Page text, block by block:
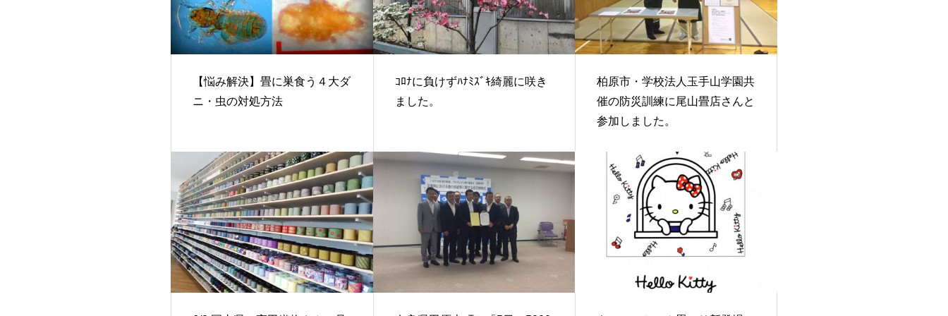
【悩み解決】畳に巣食う４大ダ
ニ・虫の対処方法
ｺﾛﾅに負けずﾊﾅﾐｽﾞｷ綺麗に咲き
ました。
柏原市・学校法人玉手山学園共
催の防災訓練に尾山畳店さんと
参加しました。